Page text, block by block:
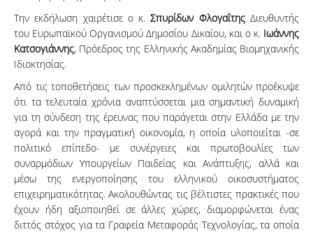
Την εκδήλωση χαιρέτισε ο κ.Σπυρίδων ΦλογαΐτηςΔιευθυντής
του Ευρωπαϊκού Οργανισμού Δημοσίου Δικαίου, και ο κ. Ιωάννης
Κατσογιάννης, Πρόεδρος της Ελληνικής Ακαδημίας Βιομηχανικής
Ιδιοκτησίας.
Από τις τοποθετήσεις των προσκεκλημένων ομιλητών προέκυψε
ότι τα τελευταία χρόνια αναπτύσσεται μια σημαντική δυναμική
για τη σύνδεση της έρευνας που παράγεται στην Ελλάδα με την
αγορά και την πραγματική οικονομία, η οποία υλοποιείται -σε
πολιτικό επίπεδο- με συνέργειες και πρωτοβουλίες των
συναρμόδιων Υπουργείων Παιδείας και Ανάπτυξης, αλλά και
μέσω της ενεργοποίησης του ελληνικού οικοσυστήματος
επιχειρηματικότητας. Ακολουθώντας τις βέλτιστες πρακτικές που
έχουν ήδη αξιοποιηθεί σε άλλες χώρες, διαμορφώνεται ένας
διττός στόχος για τα Γραφεία Μεταφοράς Τεχνολογίας, τα οποία